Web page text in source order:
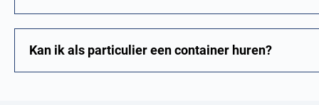
Kan ik als particulier een container huren?